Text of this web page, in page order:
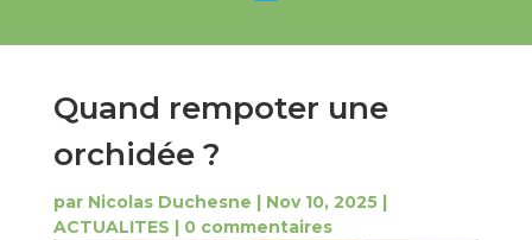
Quand rempoter une
orchidée ?
par Nicolas Duchesne | Nov 10, 2025|
ACTUALITES | 0 commentaires